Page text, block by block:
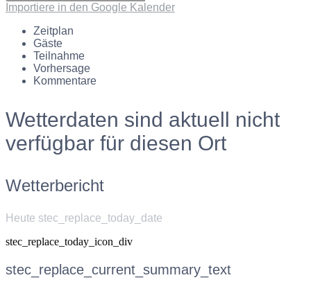
Importiere in den Google Kalender
Zeitplan
Gäste
Teilnahme
Vorhersage
Kommentare
Wetterdaten sind aktuell nicht
verfügbar für diesen Ort
Wetterbericht
Heute stec_replace_today_date
stec_replace_today_icon_div
stec_replace_current_summary_text